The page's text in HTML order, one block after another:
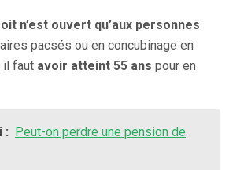
n’est ouvert qu’aux personnes
pacsés ou en concubinage en
il faut avoir atteint 55 ans pour en
: Peut-on perdre une pension de